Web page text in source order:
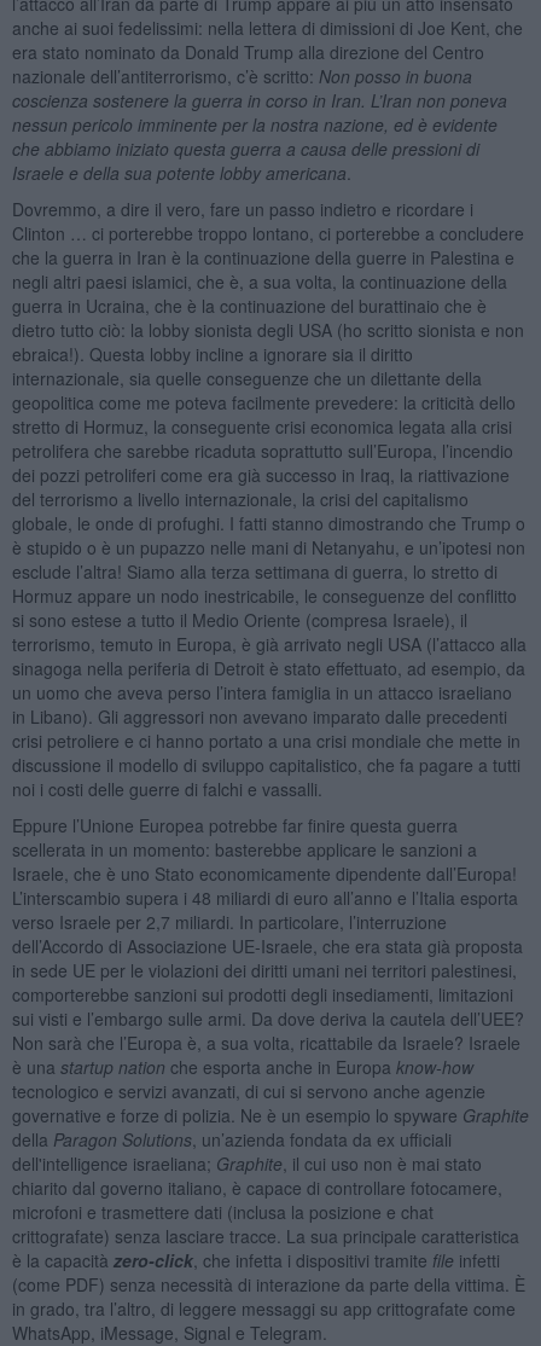
anche ai suoi fedelissimi: nella lettera di dimissioni di Joe Kent, che
era stato nominato da Donald Trump alla direzione del Centro
nazionale dell’antiterrorismo, c’è scritto: Non posso in buona
coscienza sostenere la guerra in corso in Iran. L’Iran non poneva
nessun pericolo imminente per la nostra nazione, ed è evidente
che abbiamo iniziato questa guerra a causa delle pressioni di
Israele e della sua potente lobby americana
Dovremmo, a dire il vero, fare un passo indietro e ricordare i
Clinton … ci porterebbe troppo lontano, ci porterebbe a concludere
che la guerra in Iran è la continuazione della guerre in Palestina e
negli altri paesi islamici, che è, a sua volta, la continuazione della
guerra in Ucraina, che è la continuazione del burattinaio che è
dietro tutto ciò: la lobby sionista degli USA (ho scritto sionista e non
ebraica!). Questa lobby incline a ignorare sia il diritto
internazionale, sia quelle conseguenze che un dilettante della
geopolitica come me poteva facilmente prevedere: la criticità dello
stretto di Hormuz, la conseguente crisi economica legata alla crisi
petrolifera che sarebbe ricaduta soprattutto sull’Europa, l’incendio
dei pozzi petroliferi come era già successo in Iraq, la riattivazione
del terrorismo a livello internazionale, la crisi del capitalismo
globale, le onde di profughi. I fatti stanno dimostrando che Trump o
è stupido o è un pupazzo nelle mani di Netanyahu, e un’ipotesi non
esclude l’altra! Siamo alla terza settimana di guerra, lo stretto di
Hormuz appare un nodo inestricabile, le conseguenze del conflitto
si sono estese a tutto il Medio Oriente (compresa Israele), il
terrorismo, temuto in Europa, è già arrivato negli USA (l’attacco alla
sinagoga nella periferia di Detroit è stato effettuato, ad esempio, da
un uomo che aveva perso l’intera famiglia in un attacco israeliano
in Libano). Gli aggressori non avevano imparato dalle precedenti
crisi petroliere e ci hanno portato a una crisi mondiale che mette in
discussione il modello di sviluppo capitalistico, che fa pagare a tutti
noi i costi delle guerre di falchi e vassalli.
Eppure l’Unione Europea potrebbe far finire questa guerra
scellerata in un momento: basterebbe applicare le sanzioni a
Israele, che è uno Stato economicamente dipendente dall’Europa!
L’interscambio supera i 48 miliardi di euro all’anno e l’Italia esporta
verso Israele per 2,7 miliardi. In particolare, l’interruzione
dell’Accordo di Associazione UE-Israele, che era stata già proposta
in sede UE per le violazioni dei diritti umani nei territori palestinesi,
comporterebbe sanzioni sui prodotti degli insediamenti, limitazioni
sui visti e l’embargo sulle armi. Da dove deriva la cautela dell’UEE?
Non sarà che l’Europa è, a sua volta, ricattabile da Israele? Israele
è una startup nation che esporta anche in Europa know-how
tecnologico e servizi avanzati, di cui si servono anche agenzie
governative e forze di polizia. Ne è un esempio lo spyware Graphite
della Paragon Solutions, un’azienda fondata da ex ufficiali
dell'intelligence israeliana; Graphite , il cui uso non è mai stato
chiarito dal governo italiano, è capace di controllare fotocamere,
microfoni e trasmettere dati (inclusa la posizione e chat
crittografate) senza lasciare tracce. La sua principale caratteristica
è la capacità zero-click, che infetta i dispositivi tramite file infetti
(come PDF) senza necessità di interazione da parte della vittima. È
in grado, tra l’altro, di leggere messaggi su app crittografate come
WhatsApp, iMessage, Signal e Telegram.